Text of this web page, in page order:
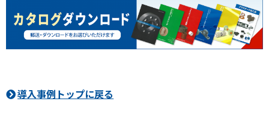
導入事例トップに戻る